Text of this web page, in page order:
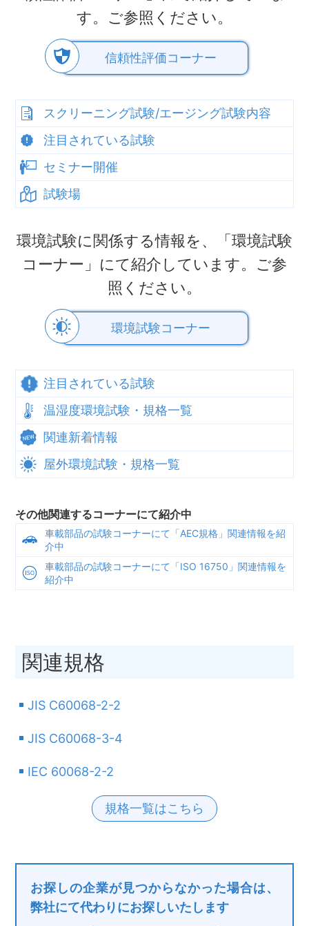
す。ご参照ください。
信頼性評価コーナー
スクリーニング試験/エージング試験内容
注目されている試験
セミナー開催
試験場
環境試験に関係する情報を、「環境試験
コーナー」にて紹介しています。ご参
照ください。
環境試験コーナー
注目されている試験
温湿度環境試験・規格一覧
関連新着情報
屋外環境試験・規格一覧
その他関連するコーナーにて紹介中
車載部品の試験コーナーにて「AEC規格」関連情報を紹
介中
車載部品の試験コーナーにて「ISO 16750」関連情報を
紹介中
関連規格
JIS C60068-2-2
JIS C60068-3-4
IEC 60068-2-2
規格一覧はこちら
お探しの企業が見つからなかった場合は、
弊社にて代わりにお探しいたします